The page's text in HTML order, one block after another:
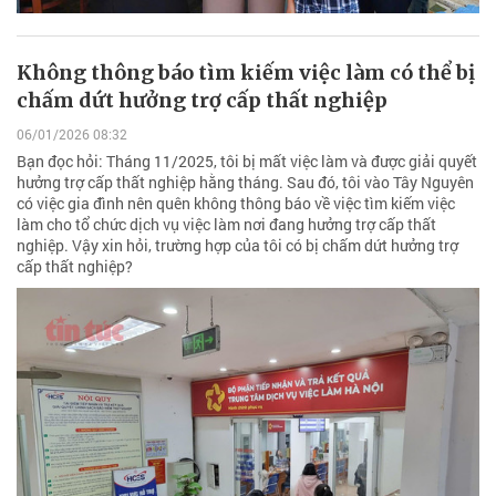
Không thông báo tìm kiếm việc làm có thể bị
chấm dứt hưởng trợ cấp thất nghiệp
06/01/2026 08:32
Bạn đọc hỏi: Tháng 11/2025, tôi bị mất việc làm và được giải quyết
hưởng trợ cấp thất nghiệp hằng tháng. Sau đó, tôi vào Tây Nguyên
có việc gia đình nên quên không thông báo về việc tìm kiếm việc
làm cho tổ chức dịch vụ việc làm nơi đang hưởng trợ cấp thất
nghiệp. Vậy xin hỏi, trường hợp của tôi có bị chấm dứt hưởng trợ
cấp thất nghiệp?